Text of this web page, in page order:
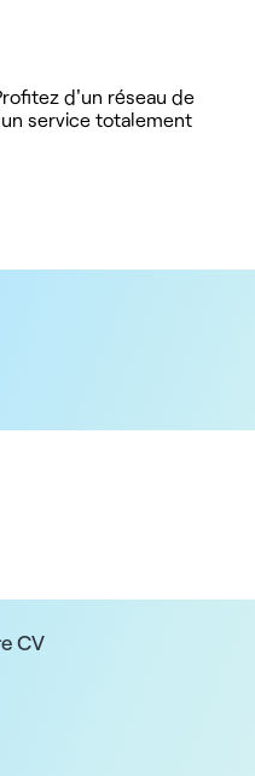
d'un réseau de
service totalement
CV